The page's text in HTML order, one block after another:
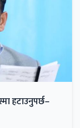
हटाउनुपर्छ–